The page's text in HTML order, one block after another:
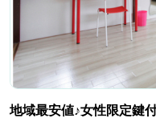
地域最安値♪女性限定鍵